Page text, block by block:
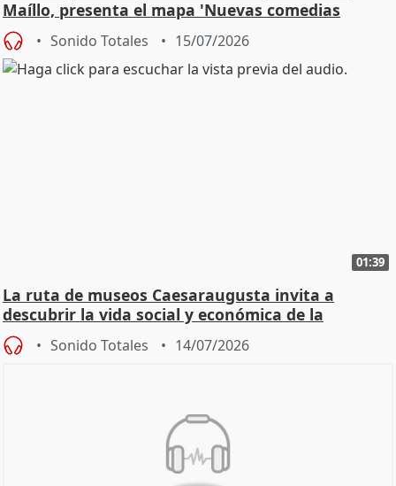
Maíllo, presenta el mapa 'Nuevas comedias
madrileñas'
Sonido Totales 15/07/2026
01:39
La ruta de museos Caesaraugusta invita a
descubrir la vida social y económica de la
Zaragoza ro
Sonido Totales 14/07/2026